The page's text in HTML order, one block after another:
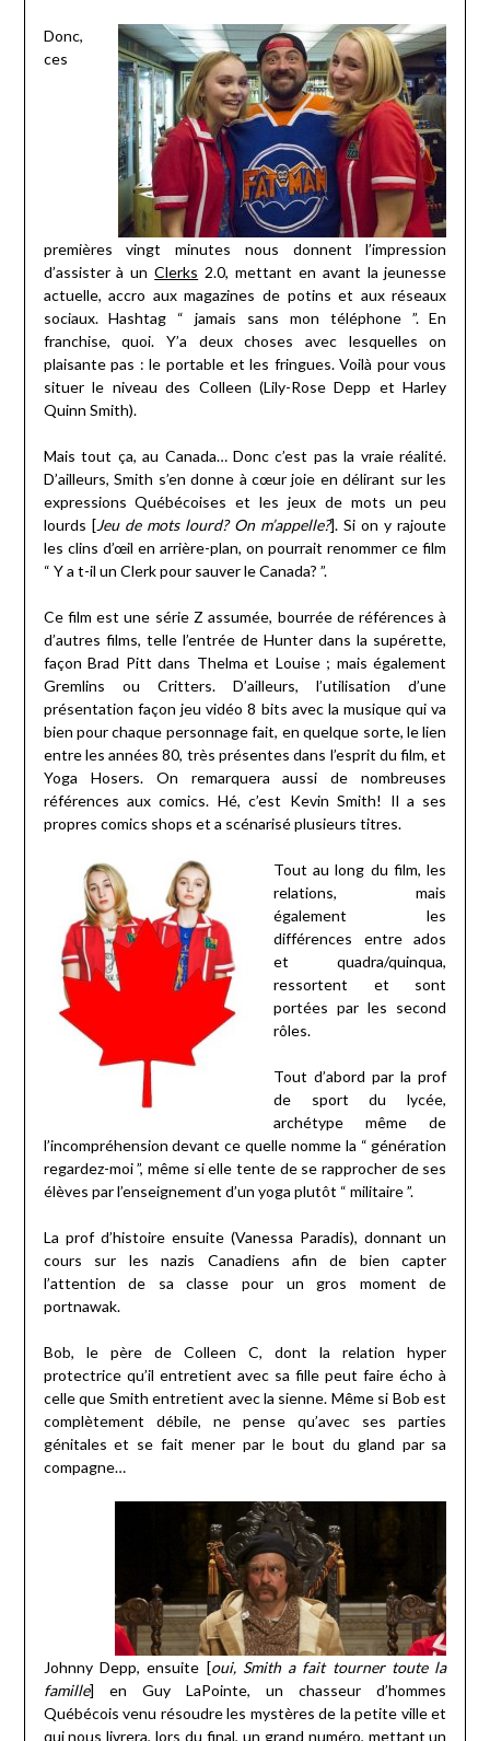
Donc,
ces
premières vingt minutes nous donnent l’impression
d’assister à unClerks 2.0, mettant en avant la jeunesse
actuelle, accro aux magazines de potins et aux réseaux
sociaux. Hashtag “ jamais sans mon téléphone ”. En
franchise, quoi. Y’a deux choses avec lesquelles on
plaisante pas : le portable et les fringues. Voilà pour vous
situer le niveau des Colleen (Lily-Rose Depp et Harley
Quinn Smith).
Mais tout ça, au Canada… Donc c’est pas la vraie réalité.
D’ailleurs, Smith s’en donne à cœur joie en délirant sur les
expressions Québécoises et les jeux de mots un peu
lourds [Jeu de mots lourd? On m’appelle?]. Si on y rajoute
les clins d’œil en arrière-plan, on pourrait renommer ce film
“ Y a t-il un Clerk pour sauver le Canada? ”.
Ce film est une série Z assumée, bourrée de références à
d’autres films, telle l’entrée de Hunter dans la supérette,
façon Brad Pitt dans Thelma et Louise ; mais également
Gremlins ou Critters. D’ailleurs, l’utilisation d’une
présentation façon jeu vidéo 8 bits avec la musique qui va
bien pour chaque personnage fait, en quelque sorte, le lien
entre les années 80, très présentes dans l’esprit du film, et
Yoga Hosers. On remarquera aussi de nombreuses
références aux comics. Hé, c’est Kevin Smith! Il a ses
propres comics shops et a scénarisé plusieurs titres.
Tout au long du film, les
relations, mais
également les
différences entre ados
et quadra/quinqua,
ressortent et sont
portées par les second
rôles.
Tout d’abord par la prof
de sport du lycée,
archétype même de
l’incompréhension devant ce quelle nomme la “ génération
regardez-moi ”, même si elle tente de se rapprocher de ses
élèves par l’enseignement d’un yoga plutôt “ militaire ”.
La prof d’histoire ensuite (Vanessa Paradis), donnant un
cours sur les nazis Canadiens afin de bien capter
l’attention de sa classe pour un gros moment de
portnawak.
Bob, le père de Colleen C, dont la relation hyper
protectrice qu’il entretient avec sa fille peut faire écho à
celle que Smith entretient avec la sienne. Même si Bob est
complètement débile, ne pense qu’avec ses parties
génitales et se fait mener par le bout du gland par sa
compagne…
Johnny Depp, ensuite [oui, Smith a fait tourner toute la
famille] en Guy LaPointe, un chasseur d’hommes
Québécois venu résoudre les mystères de la petite ville et
qui nous livrera, lors du final, un grand numéro, mettant un